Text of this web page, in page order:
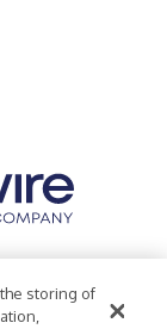
Statement
storing of